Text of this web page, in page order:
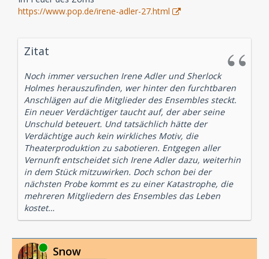
https://www.pop.de/irene-adler-27.html
Zitat
Noch immer versuchen Irene Adler und Sherlock
Holmes herauszufinden, wer hinter den furchtbaren
Anschlägen auf die Mitglieder des Ensembles steckt.
Ein neuer Verdächtiger taucht auf, der aber seine
Unschuld beteuert. Und tatsächlich hätte der
Verdächtige auch kein wirkliches Motiv, die
Theaterproduktion zu sabotieren. Entgegen aller
Vernunft entscheidet sich Irene Adler dazu, weiterhin
in dem Stück mitzuwirken. Doch schon bei der
nächsten Probe kommt es zu einer Katastrophe, die
mehreren Mitgliedern des Ensembles das Leben
kostet…
Online Snow